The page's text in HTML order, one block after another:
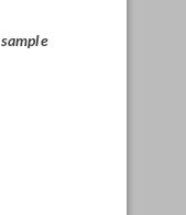
sample